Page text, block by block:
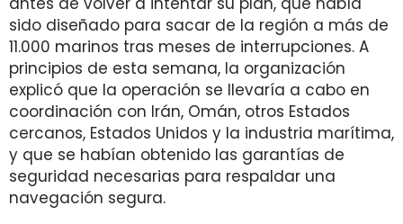
sido diseñado para sacar de la región a más de
11.000 marinos tras meses de interrupciones. A
principios de esta semana, la organización
explicó que la operación se llevaría a cabo en
coordinación con Irán, Omán, otros Estados
cercanos, Estados Unidos y la industria marítima,
y que se habían obtenido las garantías de
seguridad necesarias para respaldar una
navegación segura.